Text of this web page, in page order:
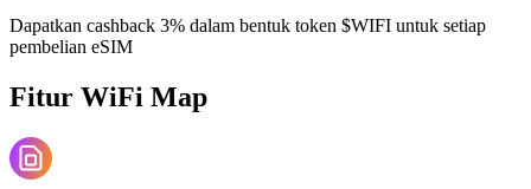
Dapatkan cashback 3% dalam bentuk token $WIFI untuk setiap
pembelian eSIM
Fitur WiFi Map